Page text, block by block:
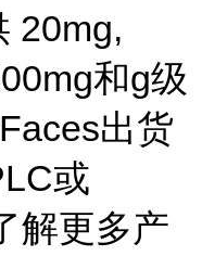
20mg,
和g级
出货
或
解更多产